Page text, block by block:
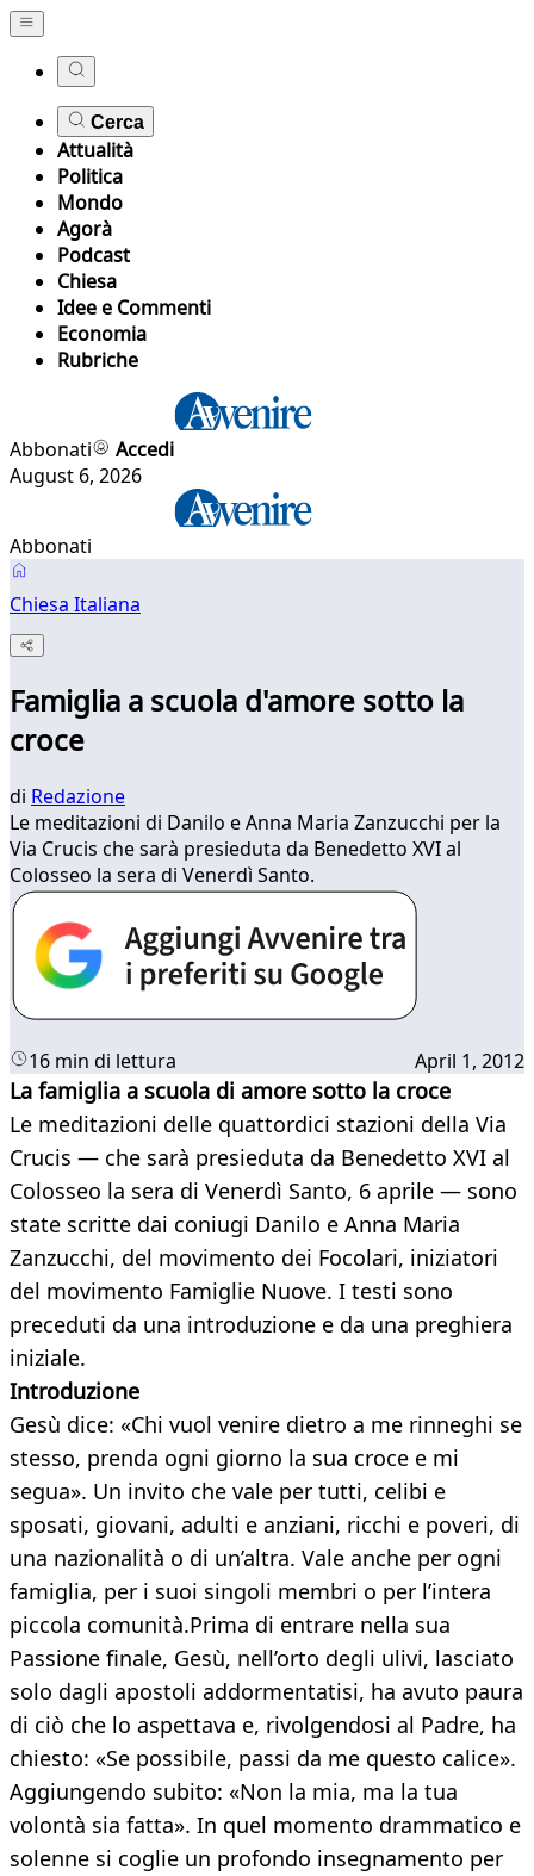
Cerca
Attualità
Politica
Mondo
Agorà
Podcast
Chiesa
Idee e Commenti
Economia
Rubriche
Abbonati
Accedi
August 6, 2026
Abbonati
Chiesa Italiana
Famiglia a scuola d'amore sotto la
croce
di Redazione
​Le meditazioni di Danilo e Anna Maria Zanzucchi per la
Via Crucis che sarà presieduta da Benedetto XVI al
Colosseo la sera di Venerdì Santo.
16 min di lettura April 1, 2012
La famiglia a scuola di amore sotto la croce
Le meditazioni delle quattordici stazioni della Via
Crucis — che sarà presieduta da Benedetto XVI al
Colosseo la sera di Venerdì Santo, 6 aprile — sono
state scritte dai coniugi Danilo e Anna Maria
Zanzucchi, del movimento dei Focolari, iniziatori
del movimento Famiglie Nuove. I testi sono
preceduti da una introduzione e da una preghiera
iniziale.
Introduzione
Gesù dice: «Chi vuol venire dietro a me rinneghi se
stesso, prenda ogni giorno la sua croce e mi
segua». Un invito che vale per tutti, celibi e
sposati, giovani, adulti e anziani, ricchi e poveri, di
una nazionalità o di un’altra. Vale anche per ogni
famiglia, per i suoi singoli membri o per l’intera
piccola comunità.Prima di entrare nella sua
Passione finale, Gesù, nell’orto degli ulivi, lasciato
solo dagli apostoli addormentatisi, ha avuto paura
di ciò che lo aspettava e, rivolgendosi al Padre, ha
chiesto: «Se possibile, passi da me questo calice».
Aggiungendo subito: «Non la mia, ma la tua
volontà sia fatta». In quel momento drammatico e
solenne si coglie un profondo insegnamento per